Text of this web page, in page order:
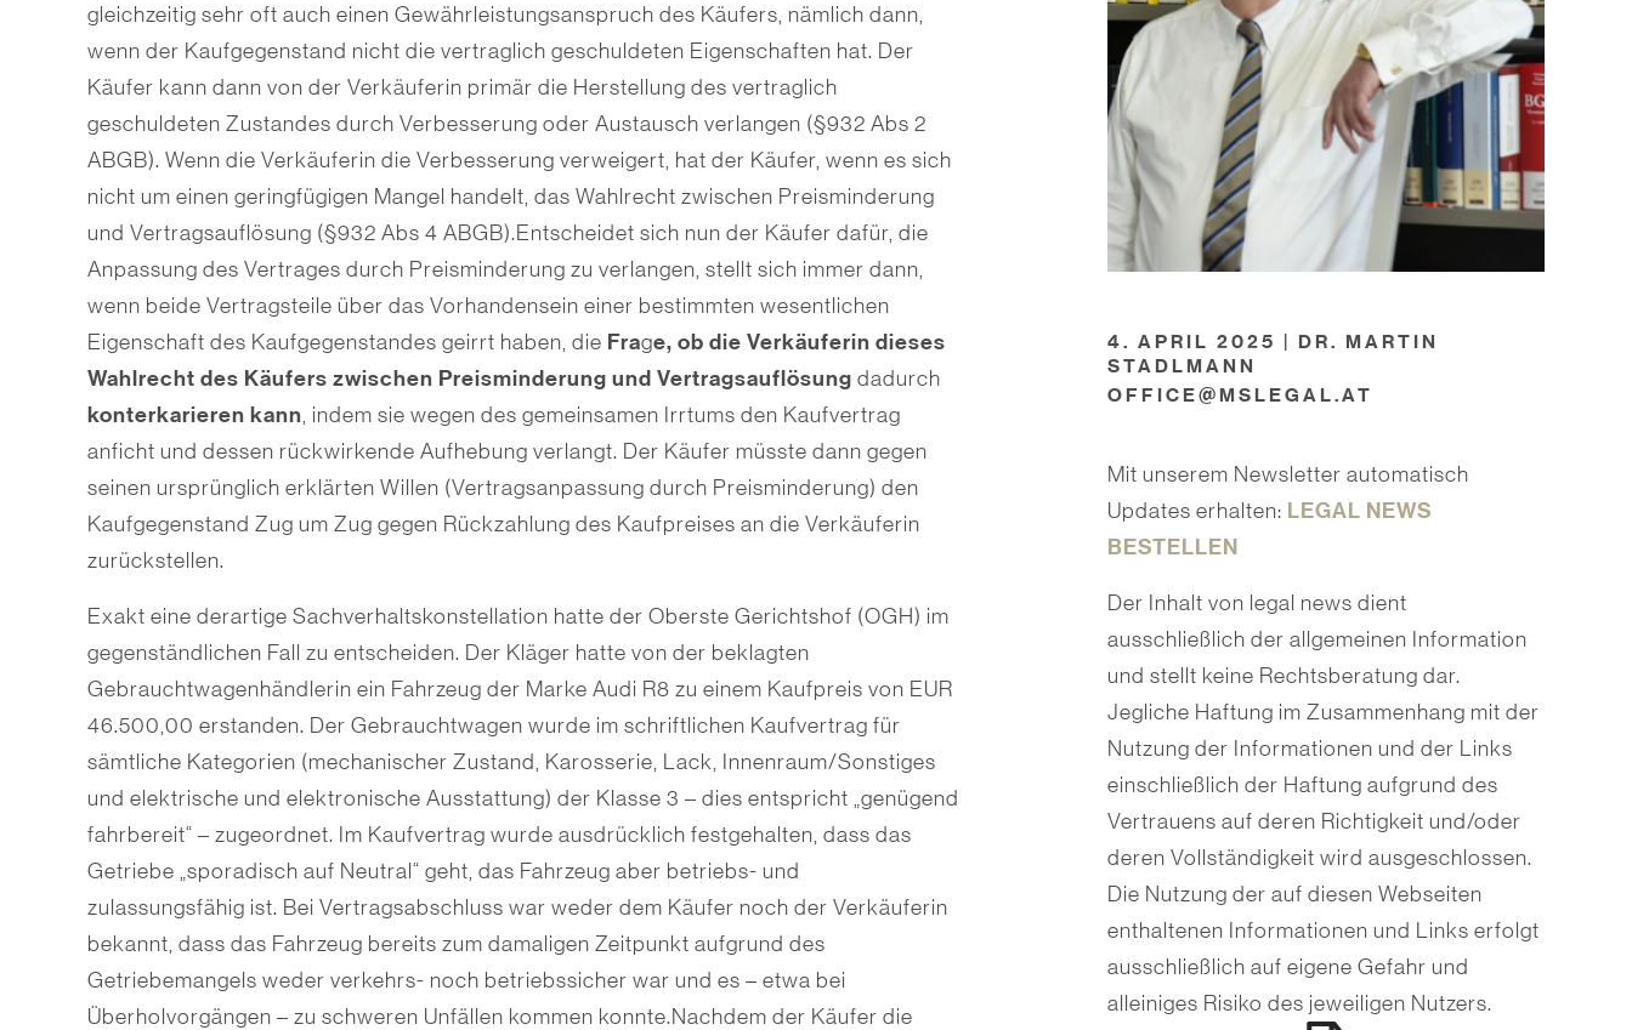
4. APRIL 2025 | DR. MARTIN
STADLMANN
OFFICE@MSLEGAL.AT
Mit unserem Newsletter automatisch
Updates erhalten: LEGAL NEWS
BESTELLEN
Der Inhalt von legal news dient
ausschließlich der allgemeinen Information
und stellt keine Rechtsberatung dar.
Jegliche Haftung im Zusammenhang mit der
Nutzung der Informationen und der Links
einschließlich der Haftung aufgrund des
Vertrauens auf deren Richtigkeit und/oder
deren Vollständigkeit wird ausgeschlossen.
Die Nutzung der auf diesen Webseiten
enthaltenen Informationen und Links erfolgt
ausschließlich auf eigene Gefahr und
alleiniges Risiko des jeweiligen Nutzers.
gleichzeitig sehr oft auch einen Gewährleistungsanspruch des Käufers, nämlich dann,
wenn der Kaufgegenstand nicht die vertraglich geschuldeten Eigenschaften hat. Der
Käufer kann dann von der Verkäuferin primär die Herstellung des vertraglich
geschuldeten Zustandes durch Verbesserung oder Austausch verlangen (§932 Abs 2
ABGB). Wenn die Verkäuferin die Verbesserung verweigert, hat der Käufer, wenn es sich
nicht um einen geringfügigen Mangel handelt, das Wahlrecht zwischen Preisminderung
und Vertragsauflösung (§932 Abs 4 ABGB).Entscheidet sich nun der Käufer dafür, die
Anpassung des Vertrages durch Preisminderung zu verlangen, stellt sich immer dann,
wenn beide Vertragsteile über das Vorhandensein einer bestimmten wesentlichen
Eigenschaft des Kaufgegenstandes geirrt haben, die Frage, ob die Verkäuferin dieses
Wahlrecht des Käufers zwischen Preisminderung und Vertragsauflösung dadurch
konterkarieren kann , indem sie wegen des gemeinsamen Irrtums den Kaufvertrag
anficht und dessen rückwirkende Aufhebung verlangt. Der Käufer müsste dann gegen
seinen ursprünglich erklärten Willen (Vertragsanpassung durch Preisminderung) den
Kaufgegenstand Zug um Zug gegen Rückzahlung des Kaufpreises an die Verkäuferin
zurückstellen.
Exakt eine derartige Sachverhaltskonstellation hatte der Oberste Gerichtshof (OGH) im
gegenständlichen Fall zu entscheiden. Der Kläger hatte von der beklagten
Gebrauchtwagenhändlerin ein Fahrzeug der Marke Audi R8 zu einem Kaufpreis von EUR
46.500,00 erstanden. Der Gebrauchtwagen wurde im schriftlichen Kaufvertrag für
sämtliche Kategorien (mechanischer Zustand, Karosserie, Lack, Innenraum/Sonstiges
und elektrische und elektronische Ausstattung) der Klasse 3 – dies entspricht „genügend
fahrbereit“ – zugeordnet. Im Kaufvertrag wurde ausdrücklich festgehalten, dass das
Getriebe „sporadisch auf Neutral“ geht, das Fahrzeug aber betriebs- und
zulassungsfähig ist. Bei Vertragsabschluss war weder dem Käufer noch der Verkäuferin
bekannt, dass das Fahrzeug bereits zum damaligen Zeitpunkt aufgrund des
Getriebemangels weder verkehrs- noch betriebssicher war und es – etwa bei
Überholvorgängen – zu schweren Unfällen kommen konnte.Nachdem der Käufer die